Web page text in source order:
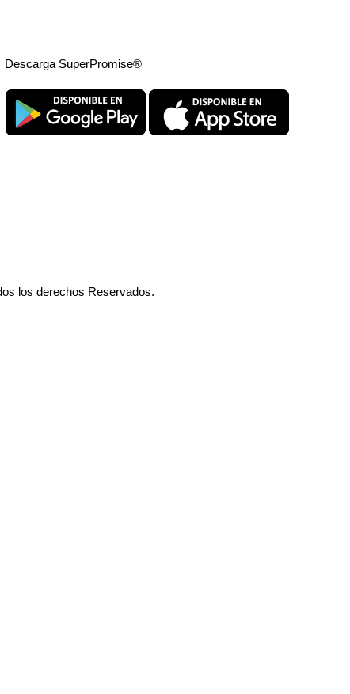
Descarga SuperPromise®
los derechos Reservados.